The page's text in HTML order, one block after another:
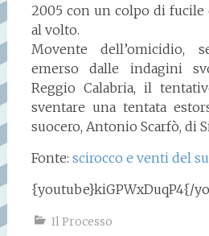
2005 con un colpo di fucile
al volto.
Movente dell’omicidio,
emerso dalle indagini
Reggio Calabria, il
sventare una tentata
suocero, Antonio Scarfò, di
Fonte: scirocco e venti del
{youtube}kiGPWxDuqP4{/
Il Processo